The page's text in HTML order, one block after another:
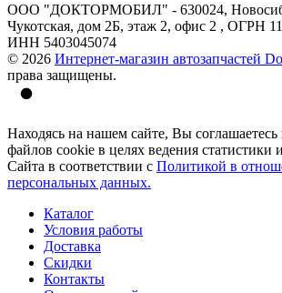
ООО "ДОКТОРМОБИЛ" - 630024,
Чукотская, дом 2Б, этаж 2, офис 2 , ОГРН
ИНН 5403045074
© 2026 Интернет-магазин автозапчастей
права защищены.
Находясь на нашем сайте, Вы соглашаетесь
файлов cookie в целях ведения статистики
Сайта в соответствии с Политикой в
персональных данных.
Каталог
Условия работы
Доставка
Скидки
Контакты